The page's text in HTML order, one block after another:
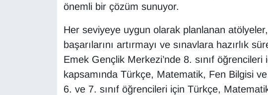
önemli bir çözüm sunuyor.
Her seviyeye uygun olarak planlanan
başarılarını artırmayı ve sınavlara hazırlık
Emek Gençlik Merkezi’nde 8. sınıf öğrencileri
kapsamında Türkçe, Matematik, Fen Bilgisi
6. ve 7. sınıf öğrencileri için Türkçe,